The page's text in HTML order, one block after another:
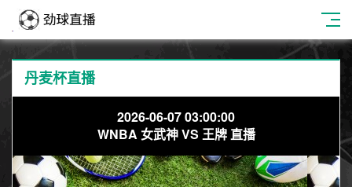
丹麦杯直播
2026-06-07 03:00:00
WNBA 女武神 VS 王牌 直播